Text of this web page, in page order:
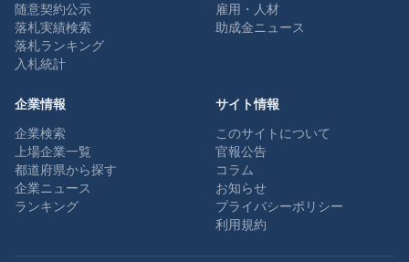
随意契約公示
落札実績検索
落札ランキング
入札統計
雇用・人材
助成金ニュース
企業情報
企業検索
上場企業一覧
都道府県から探す
企業ニュース
ランキング
サイト情報
このサイトについて
官報公告
コラム
お知らせ
プライバシーポリシー
利用規約